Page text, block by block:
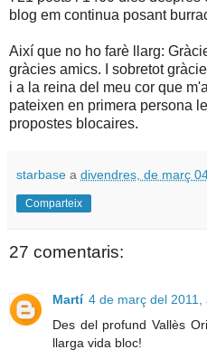
blog em continua posant
Així que no ho farè llarg:
gràcies amics. I sobretot
i a la reina del meu cor que
pateixen en primera persona
propostes blocaires.
starbase a divendres, de març
Comparteix
27 comentaris:
Martí 4 de març del 2011,
Des del profund Vallès
llarga vida bloc!